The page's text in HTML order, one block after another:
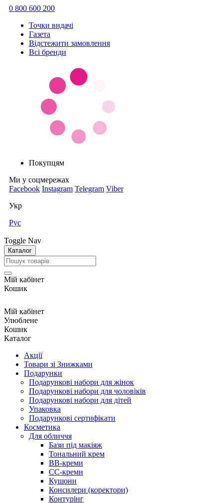
0 800 600 200
Точки видачi
Газета
Відстежити замовлення
Всі бренди
Покупцям
Ми у соцмережах
Facebook Instagram Telegram Viber
Укр
Рус
Toggle Nav
Каталог
Мій кабінет
Кошик
Мій кабінет
Улюблене
Кошик
Каталог
Акції
Товари зі Знижками
Подарунки
Подарункові набори для жінок
Подарункові набори для чоловіків
Подарункові набори для дітей
Упаковка
Подарункові сертифікати
Косметика
Для обличчя
Бази під макіяж
Тональний крем
BB-креми
CC-креми
Кушони
Консилери (коректори)
Контурінг